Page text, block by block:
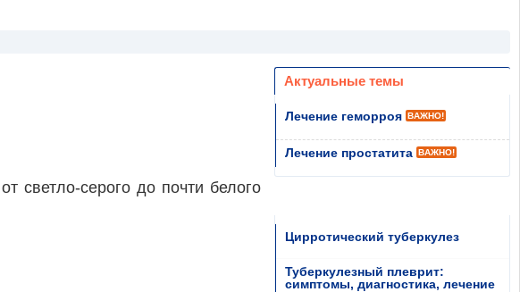
светло-серого до почти белого
Актуальные темы
Лечение геморроя ВАЖНО!
Лечение простатита ВАЖНО!
Цирротический туберкулез
Туберкулезный плеврит:
симптомы, диагностика, лечение